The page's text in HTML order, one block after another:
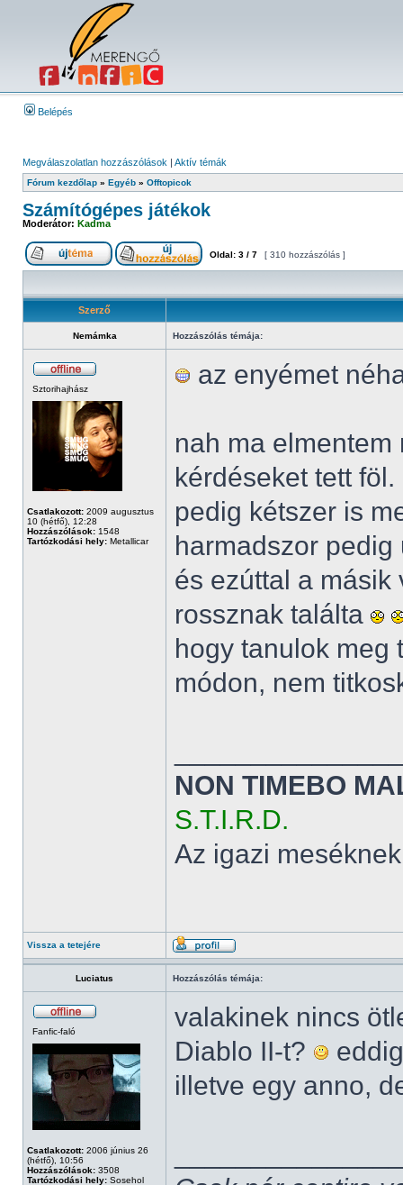
Belépés
Megválaszolatlan hozzászólások | Aktív témák
Fórum kezdőlap » Egyéb » Offtopicok
Számítógépes játékok
Moderátor: Kadma
Oldal: 3 / 7 [ 310 hozzászólás ]
Szerző
Nemámka Hozzászólás témája:
Sztorihajhász
Csatlakozott: 2009 augusztus
10 (hétfő), 12:28
Hozzászólások: 1548
Tartózkodási hely: Metallicar
az enyémet
nah ma
kérdéseket tett
pedig kétszer is
harmadszor
és ezúttal a másik
rossznak találta
hogy tanulok meg
módon, nem
NON TIMEBO
S.T.I.R.D.
Az igazi
Vissza a tetejére
Luciatus Hozzászólás témája:
Fanfic-faló
Csatlakozott: 2006 június 26
(hétfő), 10:56
Hozzászólások: 3508
Tartózkodási hely: Sosehol
valakinek nincs
Diablo II-t?
illetve egy anno,